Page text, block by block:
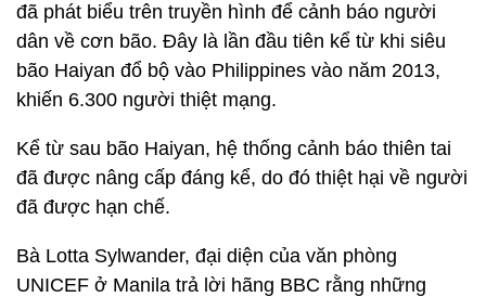
đã phát biểu trên truyền hình để cảnh báo người
dân về cơn bão. Đây là lần đầu tiên kể từ khi siêu
bão Haiyan đổ bộ vào Philippines vào năm 2013,
khiến 6.300 người thiệt mạng.
Kể từ sau bão Haiyan, hệ thống cảnh báo thiên tai
đã được nâng cấp đáng kể, do đó thiệt hại về người
đã được hạn chế.
Bà Lotta Sylwander, đại diện của văn phòng
UNICEF ở Manila trả lời hãng BBC rằng những